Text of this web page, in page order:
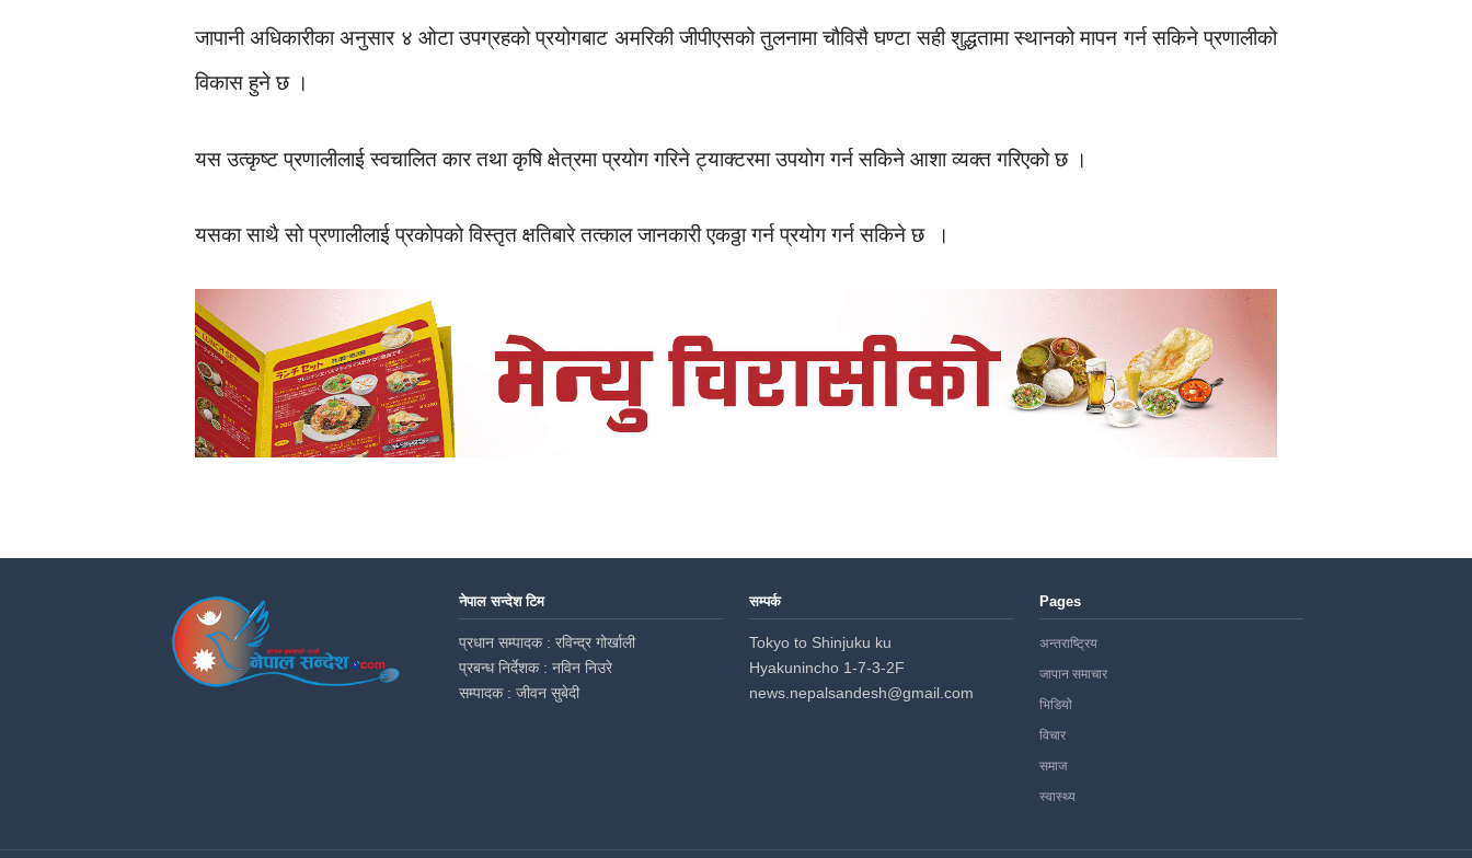
जापानी अधिकारीका अनुसार ४ ओटा उपग्रहको प्रयोगबाट अमरिकी जीपीएसको तुलनामा चौविसै घण्टा सही शुद्धतामा स्थानको मापन गर्न सकिने प्रणालीको
विकास हुने छ ।
यस उत्कृष्ट प्रणालीलाई स्वचालित कार तथा कृषि क्षेत्रमा प्रयाेग गरिने ट्याक्टरमा उपयोग गर्न सकिने आशा व्यक्त गरिएको छ ।
यसका साथै सो प्रणालीलाई प्रकोपको विस्तृत क्षतिबारे तत्काल जानकारी एकठ्ठा गर्न प्रयोग गर्न सकिने छ ।
नेपाल सन्देश टिम
प्रधान सम्पादक : रविन्द्र गोर्खाली
प्रबन्ध निर्देशक : नविन निउरे
सम्पादक : जीवन सुबेदी
सम्पर्क
Tokyo to Shinjuku ku
Hyakunincho 1-7-3-2F
news.nepalsandesh@gmail.com
Pages
अन्तराष्ट्रिय
जापान समाचार
भिडियो
विचार
समाज
स्वास्थ्य